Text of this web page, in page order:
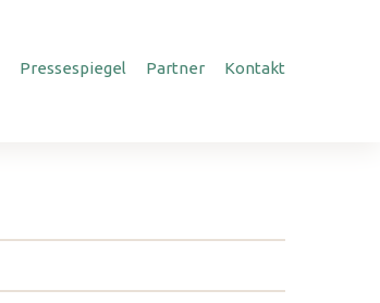
Pressespiegel Partner Kontakt